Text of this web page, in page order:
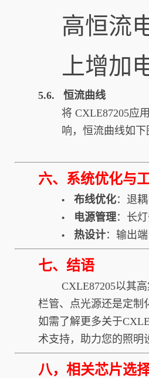
高恒流
上增加
5.6. 恒流曲线
将 CXLE87205应
响，恒流曲线如下
六、系统优化与
• 布线优化：退
• 电源管理：长
• 热设计：输出
七、结语
CXLE87205以其高
栏管、点光源还是定制
如需了解更多关于
术支持，助力您的照明
八， 相关芯片选